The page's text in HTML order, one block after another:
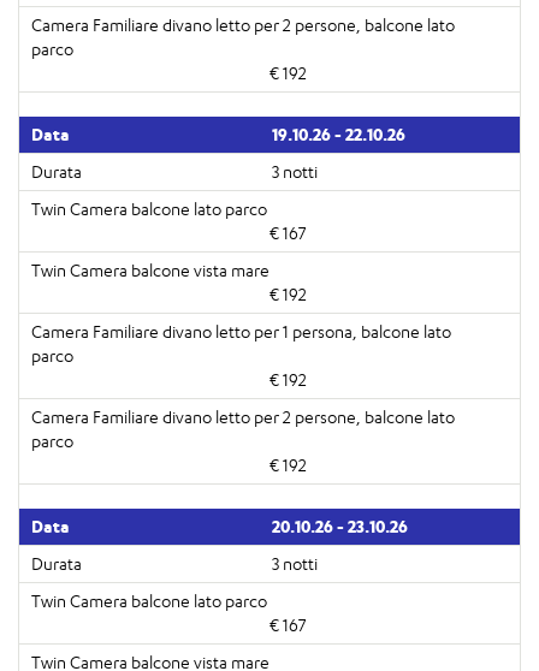
€ 192
19.10.26 - 22.10.26
3 notti
€ 167
€ 192
€ 192
€ 192
20.10.26 - 23.10.26
3 notti
€ 167